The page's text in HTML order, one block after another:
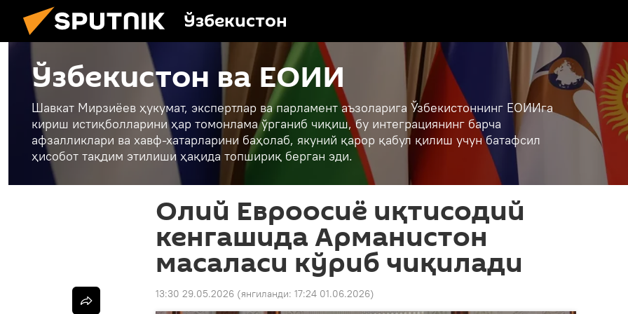
Ўзбекистон
Ўзбекистон ва ЕОИИ
Шавкат Мирзиёев ҳукумат, экспертлар ва парламент аъзоларига Ўзбекистоннинг ЕОИИга
кириш истиқболларини ҳар томонлама ўрганиб чиқиш, бу интеграциянинг барча
афзалликлари ва хавф-хатарларини баҳолаб, якуний қарор қабул қилиш учун батафсил
ҳисобот тақдим этилиши ҳақида топшириқ берган эди.
Олий Евроосиё иқтисодий
кенгашида Арманистон
масаласи кўриб чиқилади
13:30 29.05.2026 (янгиланди: 17:24 01.06.2026)